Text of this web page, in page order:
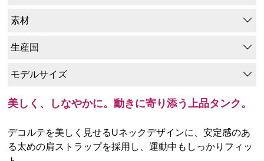
素材
生産国
モデルサイズ
美しく、しなやかに。動きに寄り添う上品タンク。
デコルテを美しく見せるUネックデザインに、安定感のあ
る太めの肩ストラップを採用し、運動中もしっかりフィッ